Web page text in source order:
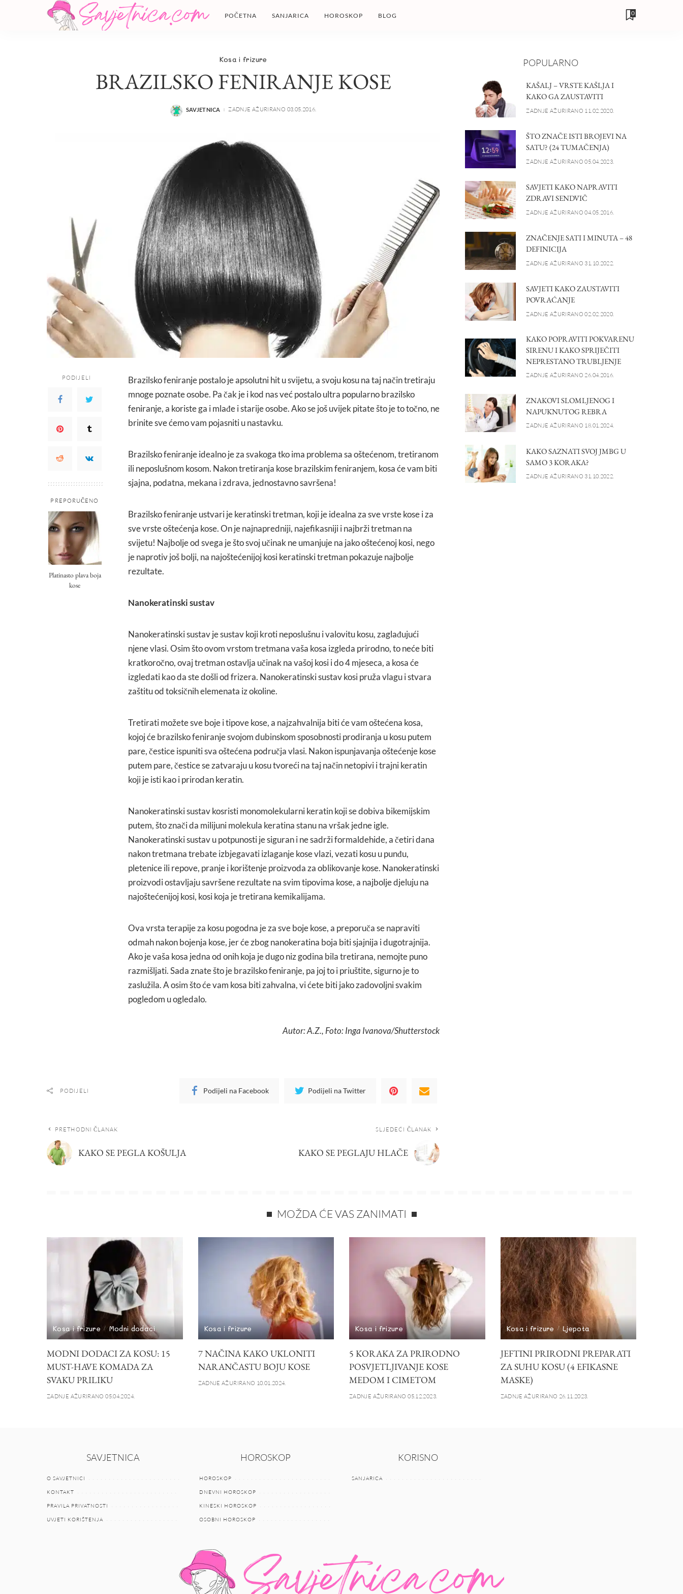
POČETNA SANJARICA HOROSKOP BLOG 0
Kosa i frizure
BRAZILSKO FENIRANJE KOSE
POSTED
SAVJETNICA ZADNJE AŽURIRANO 03.05.2016.
PODIJELI
PREPORUČENO
Platinasto plava boja
kose
Brazilsko feniranje postalo je apsolutni hit u svijetu, a svoju kosu na taj način tretiraju
mnoge poznate osobe. Pa čak je i kod nas već postalo ultra popularno brazilsko
feniranje, a koriste ga i mlađe i starije osobe. Ako se još uvijek pitate što je to točno, ne
brinite sve ćemo vam pojasniti u nastavku.
Brazilsko feniranje idealno je za svakoga tko ima problema sa oštećenom, tretiranom
ili neposlušnom kosom. Nakon tretiranja kose brazilskim feniranjem, kosa će vam biti
sjajna, podatna, mekana i zdrava, jednostavno savršena!
Brazilsko feniranje ustvari je keratinski tretman, koji je idealna za sve vrste kose i za
sve vrste oštećenja kose. On je najnapredniji, najefikasniji i najbrži tretman na
svijetu! Najbolje od svega je što svoj učinak ne umanjuje na jako oštećenoj kosi, nego
je naprotiv još bolji, na najoštećenijoj kosi keratinski tretman pokazuje najbolje
rezultate.
Nanokeratinski sustav
Nanokeratinski sustav je sustav koji kroti neposlušnu i valovitu kosu, zaglađujući
njene vlasi. Osim što ovom vrstom tretmana vaša kosa izgleda prirodno, to neće biti
kratkoročno, ovaj tretman ostavlja učinak na vašoj kosi i do 4 mjeseca, a kosa će
izgledati kao da ste došli od frizera. Nanokeratinski sustav kosi pruža vlagu i stvara
zaštitu od toksičnih elemenata iz okoline.
Tretirati možete sve boje i tipove kose, a najzahvalnija biti će vam oštećena kosa,
kojoj će brazilsko feniranje svojom dubinskom sposobnosti prodiranja u kosu putem
pare, čestice ispuniti sva oštećena područja vlasi. Nakon ispunjavanja oštećenje kose
putem pare, čestice se zatvaraju u kosu tvoreći na taj način netopivi i trajni keratin
koji je isti kao i prirodan keratin.
Nanokeratinski sustav kosristi monomolekularni keratin koji se dobiva bikemijskim
putem, što znači da milijuni molekula keratina stanu na vršak jedne igle.
Nanokeratinski sustav u potpunosti je siguran i ne sadrži formaldehide, a četiri dana
nakon tretmana trebate izbjegavati izlaganje kose vlazi, vezati kosu u punđu,
pletenice ili repove, pranje i korištenje proizvoda za oblikovanje kose. Nanokeratinski
proizvodi ostavljaju savršene rezultate na svim tipovima kose, a najbolje djeluju na
najoštećenijoj kosi, kosi koja je tretirana kemikalijama.
Ova vrsta terapije za kosu pogodna je za sve boje kose, a preporuča se napraviti
odmah nakon bojenja kose, jer će zbog nanokeratina boja biti sjajnija i dugotrajnija.
Ako je vaša kosa jedna od onih koja je dugo niz godina bila tretirana, nemojte puno
razmišljati. Sada znate što je brazilsko feniranje, pa joj to i priuštite, sigurno je to
zaslužila. A osim što će vam kosa biti zahvalna, vi ćete biti jako zadovoljni svakim
pogledom u ogledalo.
Autor: A.Z., Foto: Inga Ivanova/Shutterstock
PODIJELI Podijeli na Facebook Podijeli na Twitter
PRETHODNI ČLANAK
KAKO SE PEGLA KOŠULJA
SLJEDEĆI ČLANAK
KAKO SE PEGLAJU HLAČE
POPULARNO
KAŠALJ – VRSTE KAŠLJA I
KAKO GA ZAUSTAVITI
ZADNJE AŽURIRANO 11.02.2020.
ŠTO ZNAČE ISTI BROJEVI NA
SATU? (24 TUMAČENJA)
ZADNJE AŽURIRANO 05.04.2023.
SAVJETI KAKO NAPRAVITI
ZDRAVI SENDVIČ
ZADNJE AŽURIRANO 04.05.2016.
ZNAČENJE SATI I MINUTA – 48
DEFINICIJA
ZADNJE AŽURIRANO 31.10.2022.
SAVJETI KAKO ZAUSTAVITI
POVRAĆANJE
ZADNJE AŽURIRANO 02.02.2020.
KAKO POPRAVITI POKVARENU
SIRENU I KAKO SPRIJEČITI
NEPRESTANO TRUBLJENJE
ZADNJE AŽURIRANO 26.04.2016.
ZNAKOVI SLOMLJENOG I
NAPUKNUTOG REBRA
ZADNJE AŽURIRANO 18.01.2024.
KAKO SAZNATI SVOJ JMBG U
SAMO 3 KORAKA?
ZADNJE AŽURIRANO 31.10.2022.
MOŽDA ĆE VAS ZANIMATI
Kosa i frizure Modni dodaci
MODNI DODACI ZA KOSU: 15
MUST-HAVE KOMADA ZA
SVAKU PRILIKU
ZADNJE AŽURIRANO 05.04.2024.
Kosa i frizure
7 NAČINA KAKO UKLONITI
NARANČASTU BOJU KOSE
ZADNJE AŽURIRANO 10.01.2024.
Kosa i frizure
5 KORAKA ZA PRIRODNO
POSVJETLJIVANJE KOSE
MEDOM I CIMETOM
ZADNJE AŽURIRANO 05.12.2023.
Kosa i frizure Ljepota
JEFTINI PRIRODNI PREPARATI
ZA SUHU KOSU (4 EFIKASNE
MASKE)
ZADNJE AŽURIRANO 26.11.2023.
SAVJETNICA
O SAVJETNICI
KONTAKT
PRAVILA PRIVATNOSTI
UVJETI KORIŠTENJA
HOROSKOP
HOROSKOP
DNEVNI HOROSKOP
KINESKI HOROSKOP
OSOBNI HOROSKOP
KORISNO
SANJARICA